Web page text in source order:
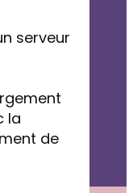
serveur
la
de